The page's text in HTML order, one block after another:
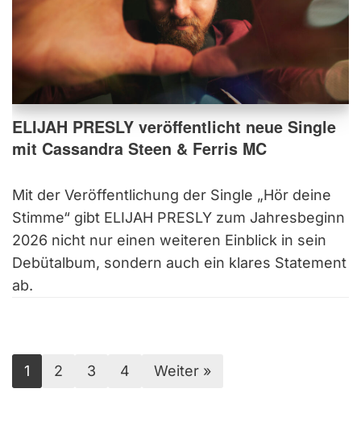
ELIJAH PRESLY veröffentlicht neue Single
mit Cassandra Steen & Ferris MC
Mit der Veröffentlichung der Single „Hör deine
Stimme“ gibt ELIJAH PRESLY zum Jahresbeginn
2026 nicht nur einen weiteren Einblick in sein
Debütalbum, sondern auch ein klares Statement
ab.
1 2 3 4 Weiter »